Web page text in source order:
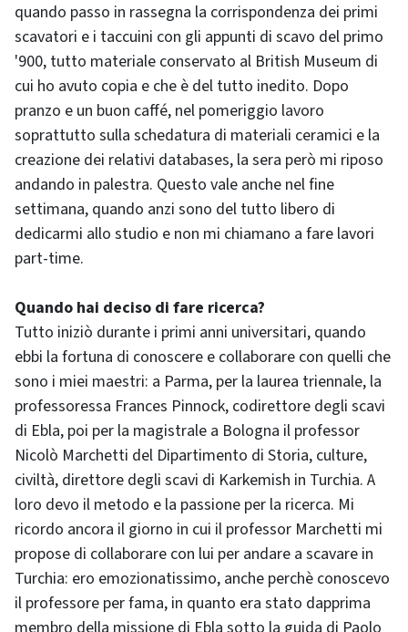
quando passo in rassegna la corrispondenza dei primi
scavatori e i taccuini con gli appunti di scavo del primo
'900, tutto materiale conservato al British Museum di
cui ho avuto copia e che è del tutto inedito. Dopo
pranzo e un buon caffé, nel pomeriggio lavoro
soprattutto sulla schedatura di materiali ceramici e la
creazione dei relativi databases, la sera però mi riposo
andando in palestra. Questo vale anche nel fine
settimana, quando anzi sono del tutto libero di
dedicarmi allo studio e non mi chiamano a fare lavori
part-time.
Quando hai deciso di fare ricerca?
Tutto iniziò durante i primi anni universitari, quando
ebbi la fortuna di conoscere e collaborare con quelli che
sono i miei maestri: a Parma, per la laurea triennale, la
professoressa Frances Pinnock, codirettore degli scavi
di Ebla, poi per la magistrale a Bologna il professor
Nicolò Marchetti del Dipartimento di Storia, culture,
civiltà, direttore degli scavi di Karkemish in Turchia. A
loro devo il metodo e la passione per la ricerca. Mi
ricordo ancora il giorno in cui il professor Marchetti mi
propose di collaborare con lui per andare a scavare in
Turchia: ero emozionatissimo, anche perchè conoscevo
il professore per fama, in quanto era stato dapprima